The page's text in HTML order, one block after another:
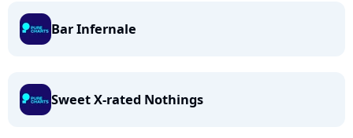
Bar Infernale
Sweet X-rated Nothings